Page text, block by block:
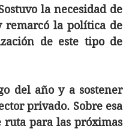
la necesidad de
remarcó la política de
de este tipo de
del año y a sostener
privado. Sobre esa
ruta para las próximas